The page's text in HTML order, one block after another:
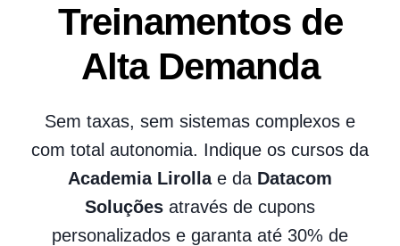
Treinamentos de
Alta Demanda
Sem taxas, sem sistemas complexos e
com total autonomia. Indique os cursos da
Academia Lirollae da Datacom
Soluções através de cupons
personalizados e garanta até 30% de